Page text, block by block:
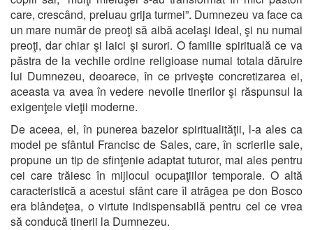
care, crescând, preluau grija turmei”. Dumnezeu va face ca
un mare număr de preoţi să aibă acelaşi ideal, şi nu numai
preoţi, dar chiar şi laici şi surori. O familie spirituală ce va
păstra de la vechile ordine religioase numai totala dăruire
lui Dumnezeu, deoarece, în ce priveşte concretizarea ei,
aceasta va avea în vedere nevoile tinerilor şi răspunsul la
exigenţele vieţii moderne.
De aceea, el, în punerea bazelor spiritualităţii, l-a ales ca
model pe sfântul Francisc de Sales, care, în scrierile sale,
propune un tip de sfinţenie adaptat tuturor, mai ales pentru
cei care trăiesc în mijlocul ocupaţiilor temporale. O altă
caracteristică a acestui sfânt care îl atrăgea pe don Bosco
era blândeţea, o virtute indispensabilă pentru cel ce vrea
să conducă tinerii la Dumnezeu.